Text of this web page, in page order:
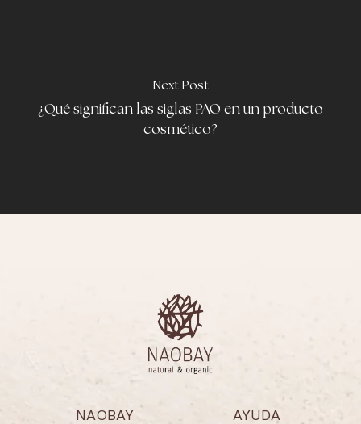
Next Post
¿Qué significan las siglas PAO en un producto
cosmético?
NAOBAY AYUDA